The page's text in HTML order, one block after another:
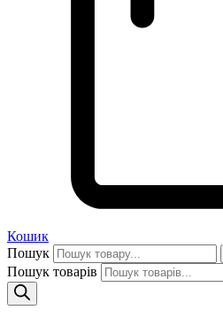
Кошик
Пошук
Пошук товарів